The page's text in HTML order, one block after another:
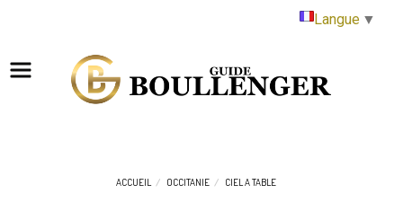
ACCUEIL OCCITANIE CIEL A TABLE
Langue ▼